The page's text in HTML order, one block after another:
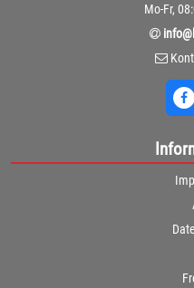
Mo-Fr,